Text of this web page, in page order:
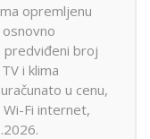
opremljenu
predviđeni broj
i klima
u cenu,
Wi-Fi internet,